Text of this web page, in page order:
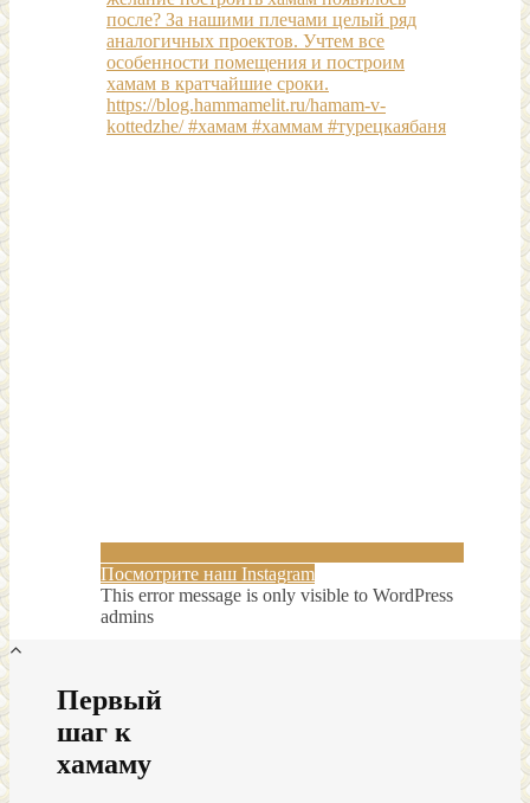
Посмотрите наш Instagram
This error message is only visible to WordPress
admins
Первый
шаг к
хамаму